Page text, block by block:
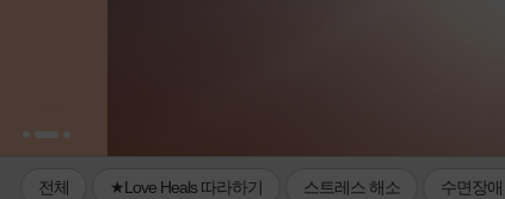
전체 ★Love Heals 따라하기 스트레스 해소 수면장